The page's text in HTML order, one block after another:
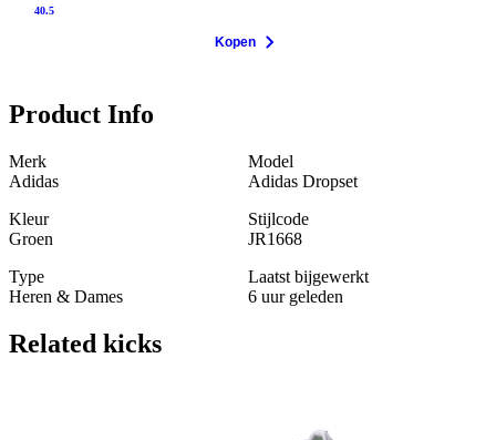
40.5
Kopen
Product Info
Merk
Adidas
Model
Adidas Dropset
Kleur
Groen
Stijlcode
JR1668
Type
Heren & Dames
Laatst bijgewerkt
6 uur geleden
Related kicks